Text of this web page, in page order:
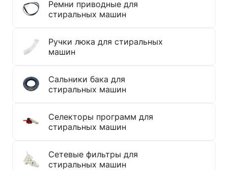
Ремни приводные для
стиральных машин
Ручки люка для стиральных
машин
Сальники бака для
стиральных машин
Селекторы программ для
стиральных машин
Сетевые фильтры для
стиральных машин